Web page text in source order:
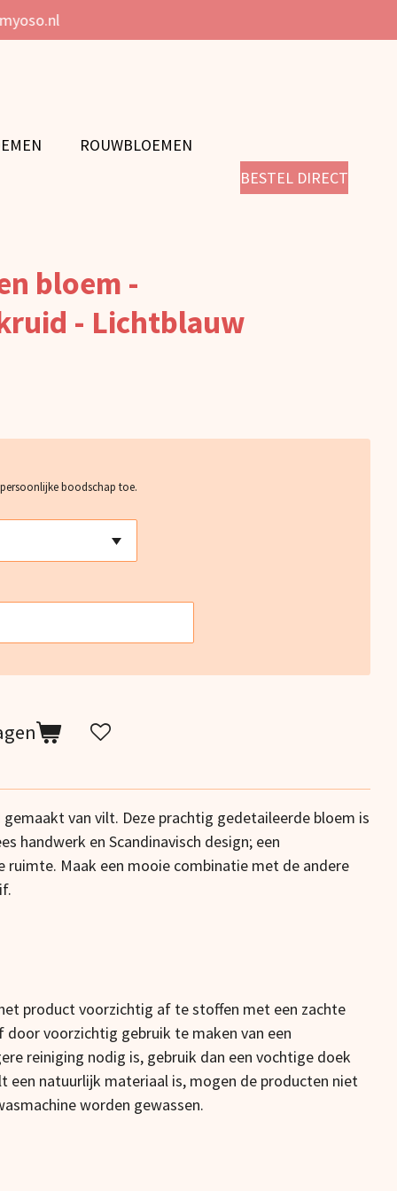
ROUWBLOEMEN
BESTEL DIRECT
bloem -
- Lichtblauw
boodschap toe.
gemaakt van vilt. Deze prachtig gedetaileerde bloem is
handwerk en Scandinavisch design; een
ruimte. Maak een mooie combinatie met de andere
product voorzichtig af te stoffen met een zachte
door voorzichtig gebruik te maken van een
reiniging nodig is, gebruik dan een vochtige doek
een natuurlijk materiaal is, mogen de producten niet
worden gewassen.